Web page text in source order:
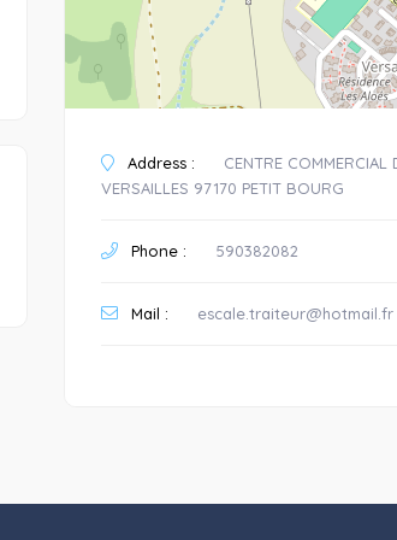
Address :
CENTRE COMMERCIAL
VERSAILLES 97170 PETIT BOURG
Phone : 590382082
Mail : escale.traiteur@hotmail.fr